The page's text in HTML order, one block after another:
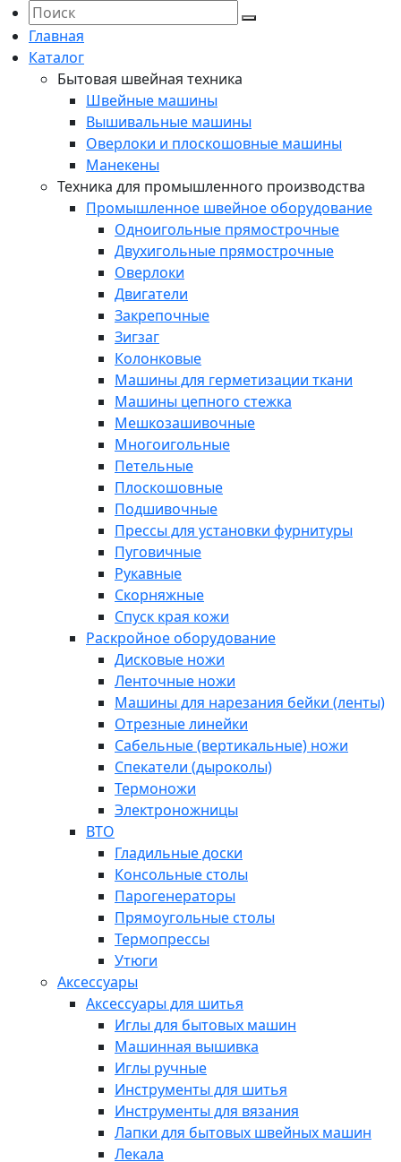
Главная
Каталог
Бытовая швейная техника
Швейные машины
Вышивальные машины
Оверлоки и плоскошовные машины
Манекены
Техника для промышленного производства
Промышленное швейное оборудование
Одноигольные прямострочные
Двухигольные прямострочные
Оверлоки
Двигатели
Закрепочные
Зигзаг
Колонковые
Машины для герметизации ткани
Машины цепного стежка
Мешкозашивочные
Многоигольные
Петельные
Плоскошовные
Подшивочные
Прессы для установки фурнитуры
Пуговичные
Рукавные
Скорняжные
Спуск края кожи
Раскройное оборудование
Дисковые ножи
Ленточные ножи
Машины для нарезания бейки (ленты)
Отрезные линейки
Сабельные (вертикальные) ножи
Спекатели (дыроколы)
Термоножи
Электроножницы
ВТО
Гладильные доски
Консольные столы
Парогенераторы
Прямоугольные столы
Термопрессы
Утюги
Аксессуары
Аксессуары для шитья
Иглы для бытовых машин
Машинная вышивка
Иглы ручные
Инструменты для шитья
Инструменты для вязания
Лапки для бытовых швейных машин
Лекала